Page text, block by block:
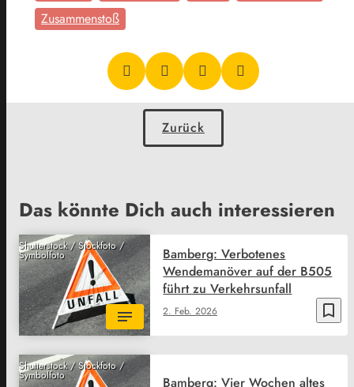
Zusammenstoß
Zurück
Das könnte Dich auch interessieren
Shutterstock / Stockfoto /
Symbolfoto
bookmark_border
2. Feb. 2026
Bamberg: Verbotenes
Wendemanöver auf der B505
führt zu Verkehrsunfall
Shutterstock / Stockfoto /
Symbolfoto
Bamberg: Vier Wochen altes